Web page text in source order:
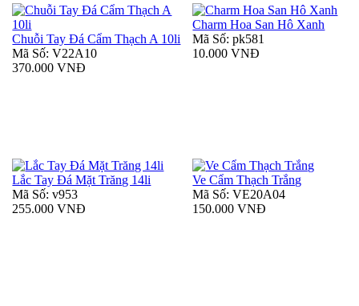
Chuỗi Tay Đá Cẩm Thạch A 10li
Mã Số: V22A10
370.000 VNĐ
Charm Hoa San Hô Xanh
Mã Số: pk581
10.000 VNĐ
Lắc Tay Đá Mặt Trăng 14li
Mã Số: v953
255.000 VNĐ
Ve Cẩm Thạch Trắng
Mã Số: VE20A04
150.000 VNĐ